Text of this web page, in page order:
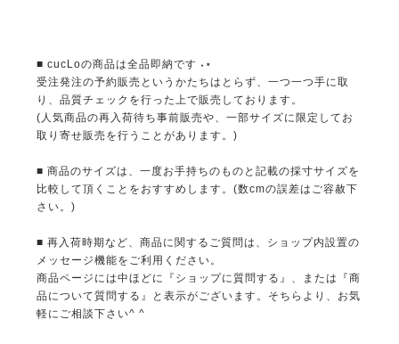
■ cucLoの商品は全品即納です ˖⋆
受注発注の予約販売というかたちはとらず、一つ一つ手に取
り、品質チェックを行った上で販売しております。
(人気商品の再入荷待ち事前販売や、一部サイズに限定してお
取り寄せ販売を行うことがあります。)
■ 商品のサイズは、一度お手持ちのものと記載の採寸サイズを
比較して頂くことをおすすめします。(数cmの誤差はご容赦下
さい。)
■ 再入荷時期など、商品に関するご質問は、ショップ内設置の
メッセージ機能をご利用ください。
商品ページには中ほどに『ショップに質問する』、または『商
品について質問する』と表示がございます。そちらより、お気
軽にご相談下さい^ ^